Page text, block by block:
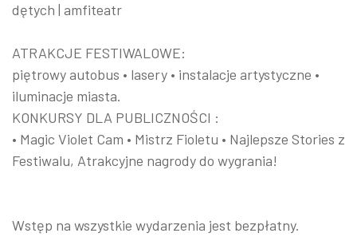
dętych | amfiteatr
ATRAKCJE FESTIWALOWE:
piętrowy autobus • lasery • instalacje artystyczne •
iluminacje miasta.
KONKURSY DLA PUBLICZNOŚCI :
• Magic Violet Cam • Mistrz Fioletu • Najlepsze Stories z
Festiwalu, Atrakcyjne nagrody do wygrania!
Wstęp na wszystkie wydarzenia jest bezpłatny.